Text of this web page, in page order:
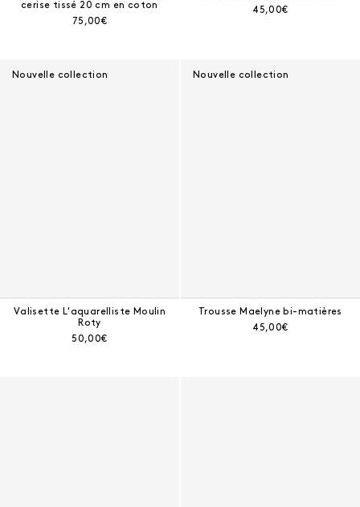
cerise tissé 20 cm en coton
Prix courant :
75,00€
Prix courant :
45,00€
Nouvelle collection
Valisette L'aquarelliste Moulin
Roty
Prix courant :
50,00€
Nouvelle collection
Trousse Maelyne bi-matières
Prix courant :
45,00€